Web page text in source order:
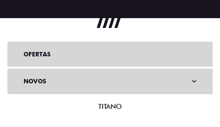
OFERTAS
NOVOS
TITANO